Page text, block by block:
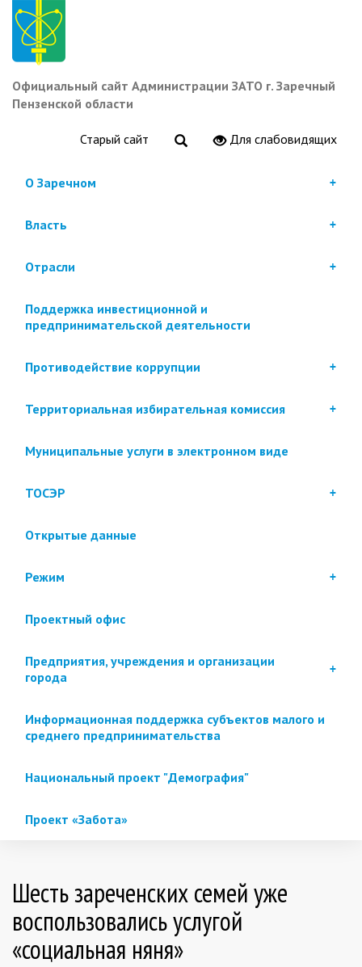
Перейти
основному
содержанию
Официальный сайт Администрации ЗАТО г. Заречный
Пензенской области
Старый сайт Для слабовидящих
О Заречном
Власть
Отрасли
Поддержка инвестиционной и
предпринимательской деятельности
Противодействие коррупции
Территориальная избирательная комиссия
Муниципальные услуги в электронном виде
ТОСЭР
Открытые данные
Режим
Проектный офис
Предприятия, учреждения и организации
города
Информационная поддержка субъектов малого и
среднего предпринимательства
Национальный проект "Демография"
Проект «Забота»
Шесть зареченских семей уже
воспользовались услугой
«социальная няня»